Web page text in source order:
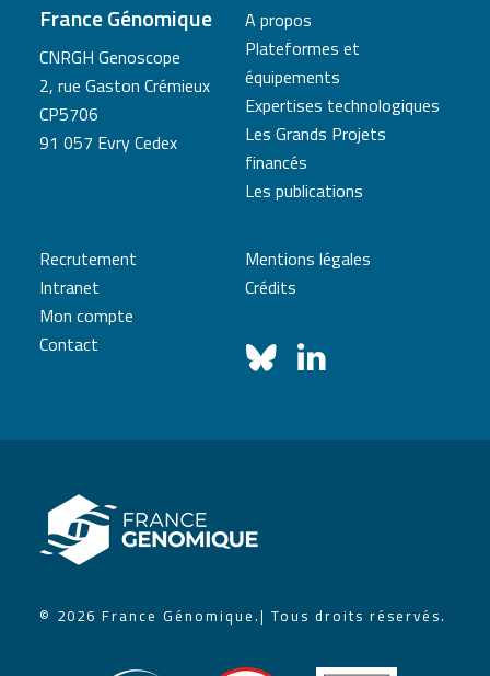
France Génomique
CNRGH Genoscope
2, rue Gaston Crémieux
CP5706
91 057 Evry Cedex
A propos
Plateformes et
équipements
Expertises technologiques
Les Grands Projets
financés
Les publications
Recrutement
Intranet
Mon compte
Contact
Mentions légales
Crédits
© 2026 France Génomique.| Tous droits réservés.